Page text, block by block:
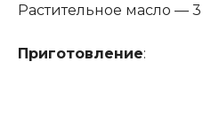
Растительное масло — 3
Приготовление: